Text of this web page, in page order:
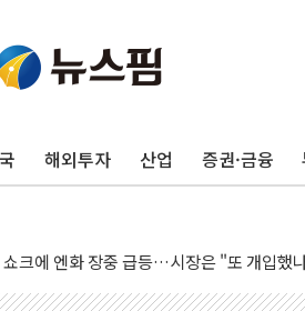
해외투자 산업 증권·금융
파 기세 꺾이나…고용 감소에 9월 동결 전망
슬람 수니파 3국, '공동방위협정' 체결… 이
원, 백악관 무도회장 공사 중단 명령…트
스] 뉴욕 반도체주 프리뷰...美 고용 쇼크에
프리뷰, 美 고용 쇼크에 금리 인상 우려